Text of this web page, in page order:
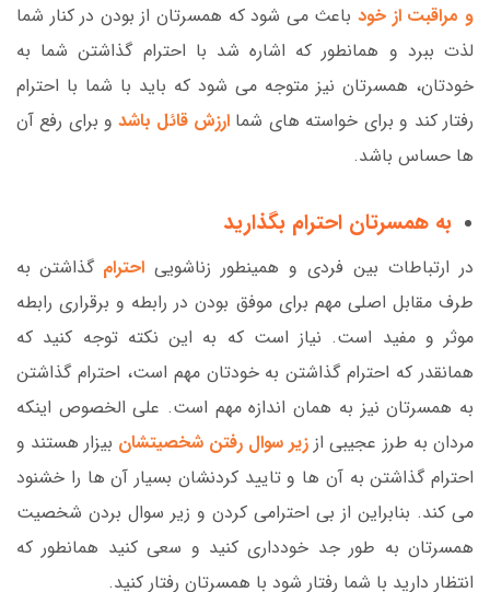
و مراقبت از خود باعث می شود که همسرتان از بودن در کنار شما
لذت ببرد و همانطور که اشاره شد با احترام گذاشتن شما به
خودتان، همسرتان نیز متوجه می شود که باید با شما با احترام
رفتار کند و برای خواسته های شما ارزش قائل باشد و برای رفع آن
ها حساس باشد.
به همسرتان احترام بگذارید
در ارتباطات بین فردی و همینطور زناشویی احترامگذاشتن به
طرف مقابل اصلی مهم برای موفق بودن در رابطه و برقراری رابطه
موثر و مفید است. نیاز است که به این نکته توجه کنید که
همانقدر که احترام گذاشتن به خودتان مهم است، احترام گذاشتن
به همسرتان نیز به همان اندازه مهم است. علی الخصوص اینکه
مردان به طرز عجیبی از زیر سوال رفتن شخصیتشان بیزار هستند و
احترام گذاشتن به آن ها و تایید کردنشان بسیار آن ها را خشنود
می کند. بنابراین از بی احترامی کردن و زیر سوال بردن شخصیت
همسرتان به طور جد خودداری کنید و سعی کنید همانطور که
انتظار دارید با شما رفتار شود با همسرتان رفتار کنید.